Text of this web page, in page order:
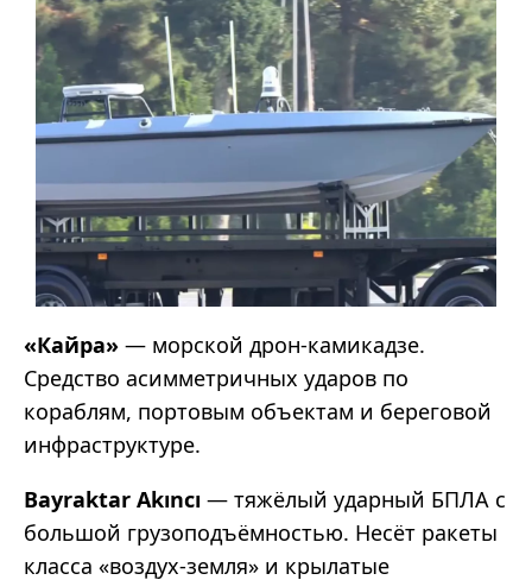
«Кайра» — морской дрон-камикадзе.
Средство асимметричных ударов по
кораблям, портовым объектам и береговой
инфраструктуре.
Bayraktar Akıncı — тяжёлый ударный БПЛА с
большой грузоподъёмностью. Несёт ракеты
класса «воздух-земля» и крылатые